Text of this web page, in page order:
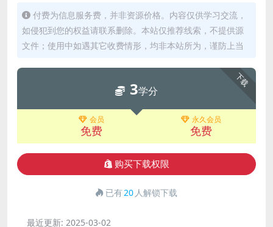
付费为信息服务费，并非资源价格。内容仅供学习交流，
如侵犯到您的权益请联系删除。本站仅推荐线索，不提供源
文件；使用中如遇其它收费情形，均非本站所为，谨防上当
下载
3学分
会员
免费
永久会员
免费
购买下载权限
已有20 人解锁下载
最近更新: 2025-03-02